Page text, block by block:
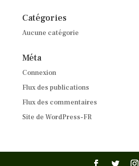
Catégories
Aucune catégorie
Méta
Connexion
Flux des publications
Flux des commentaires
Site de WordPress-FR